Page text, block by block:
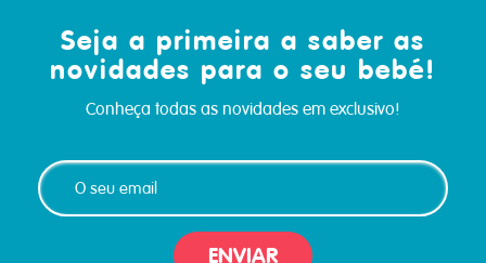
Seja a primeira a saber as
novidades para o seu bebé!
Conheça todas as novidades em exclusivo!
ENVIAR